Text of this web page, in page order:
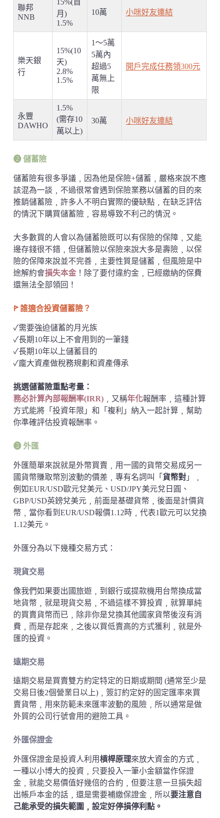
聯邦
NNB
15%(首
月)
1.5%
10萬 小咪好友連結
樂天銀
行
15%(10
天)
2.8%
1.5%
1～5萬
5萬內
超過5
萬無上
限
開戶完成任務領300元
永豐
DAWHO
1.5%
(需存10
萬以上)
30萬 小咪好友連結
➋ 儲蓄險
儲蓄險有很多爭議﹐因為他是保險+儲蓄﹐嚴格來說不應
該混為一談﹐不過很常會遇到保險業務以儲蓄的目的來
推銷儲蓄險﹐許多人不明白實際的優缺點﹐在缺乏評估
的情況下購買儲蓄險﹐容易導致不利己的情況。
大多數買的人會以為儲蓄險既可以有保險的保障﹐又能
邊存錢很不錯﹐但儲蓄險以保險來說大多是壽險﹐以保
險的保障來說並不完善﹐主要性質是儲蓄﹐但風險是中
途解約會損失本金！除了要付違約金﹐已經繳納的保費
還無法全部領回！
ꚰ 誰適合投資儲蓄險？
✓需要強迫儲蓄的月光族
✓長期10年以上不會用到的一筆錢
✓長期10年以上儲蓄目的
✓龐大資產做稅務規劃和資產傳承
挑選儲蓄險重點考量：
務必計算內部報酬率(IRR)﹐又稱年化報酬率﹐這種計算
方式能將「投資年限」和「複利」納入一起計算﹐幫助
你準確評估投資報酬率。
➌ 外匯
外匯簡單來說就是外幣買賣﹐用一國的貨幣交易成另一
國貨幣賺取幣別波動的價差﹐專有名詞叫「 貨幣對」﹐
例如EUR/USD歐元兌美元、USD/JPY美元兌日圓、
GBP/USD英鎊兌美元﹐前面是基礎貨幣﹐後面是計價貨
幣﹐當你看到EUR/USD報價1.12時﹐代表1歐元可以兌換
1.12美元。
外匯分為以下幾種交易方式：
現貨交易
像我們如果要出國旅遊﹐到銀行或提款機用台幣換成當
地貨幣﹐就是現貨交易﹐不過這樣不算投資﹐就算單純
的買賣貨幣而已﹐除非你是兌換其他國家貨幣後沒有消
費﹐而是存起來﹐之後以買低賣高的方式獲利﹐就是外
匯的投資。
遠期交易
遠期交易是買賣雙方約定特定的日期或期間 (通常至少是
交易日後2個營業日以上)﹐簽訂約定好的固定匯率來買
賣貨幣﹐用來防範未來匯率波動的風險﹐所以通常是做
外貿的公司行號會用的避險工具。
外匯保證金
外匯保證金是投資人利用槓桿原理來放大資金的方式﹐
一種以小博大的投資﹐只要投入一筆小金額當作保證
金﹐就能交易價值好幾倍的合約﹐但要注意一旦損失超
出帳戶本金的話﹐還是需要補繳保證金﹐所以要注意自
己能承受的損失範圍﹐設定好停損停利點。